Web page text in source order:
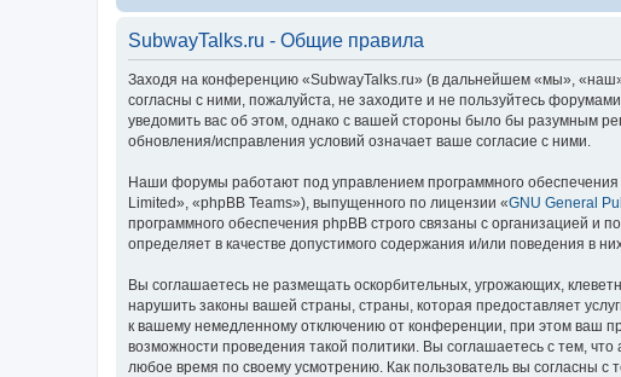
SubwayTalks.ru - Общие правила
Заходя на конференцию «SubwayTalks.ru» (в дальнейшем «мы»,
согласны с ними, пожалуйста, не заходите и не пользуйтесь
уведомить вас об этом, однако с вашей стороны было бы разумным
обновления/исправления условий означает ваше согласие с ними.
Наши форумы работают под управлением программного
Limited», «phpBB Teams»), выпущенного по лицензии «GNU General
программного обеспечения phpBB строго связаны с организацией и
определяет в качестве допустимого содержания и/или поведения в
Вы соглашаетесь не размещать оскорбительных, угрожающих,
нарушить законы вашей страны, страны, которая предоставляет
к вашему немедленному отключению от конференции, при этом ваш
возможности проведения такой политики. Вы соглашаетесь с тем,
любое время по своему усмотрению. Как пользователь вы согласны